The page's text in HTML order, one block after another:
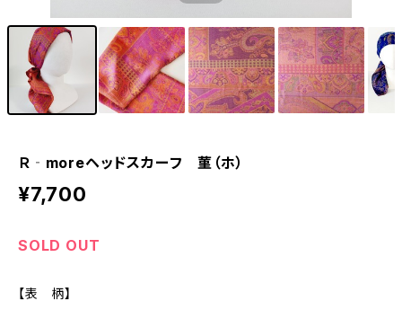
Ｒ‐moreヘッドスカーフ 菫（ホ）
¥7,700
SOLD OUT
【表 柄】